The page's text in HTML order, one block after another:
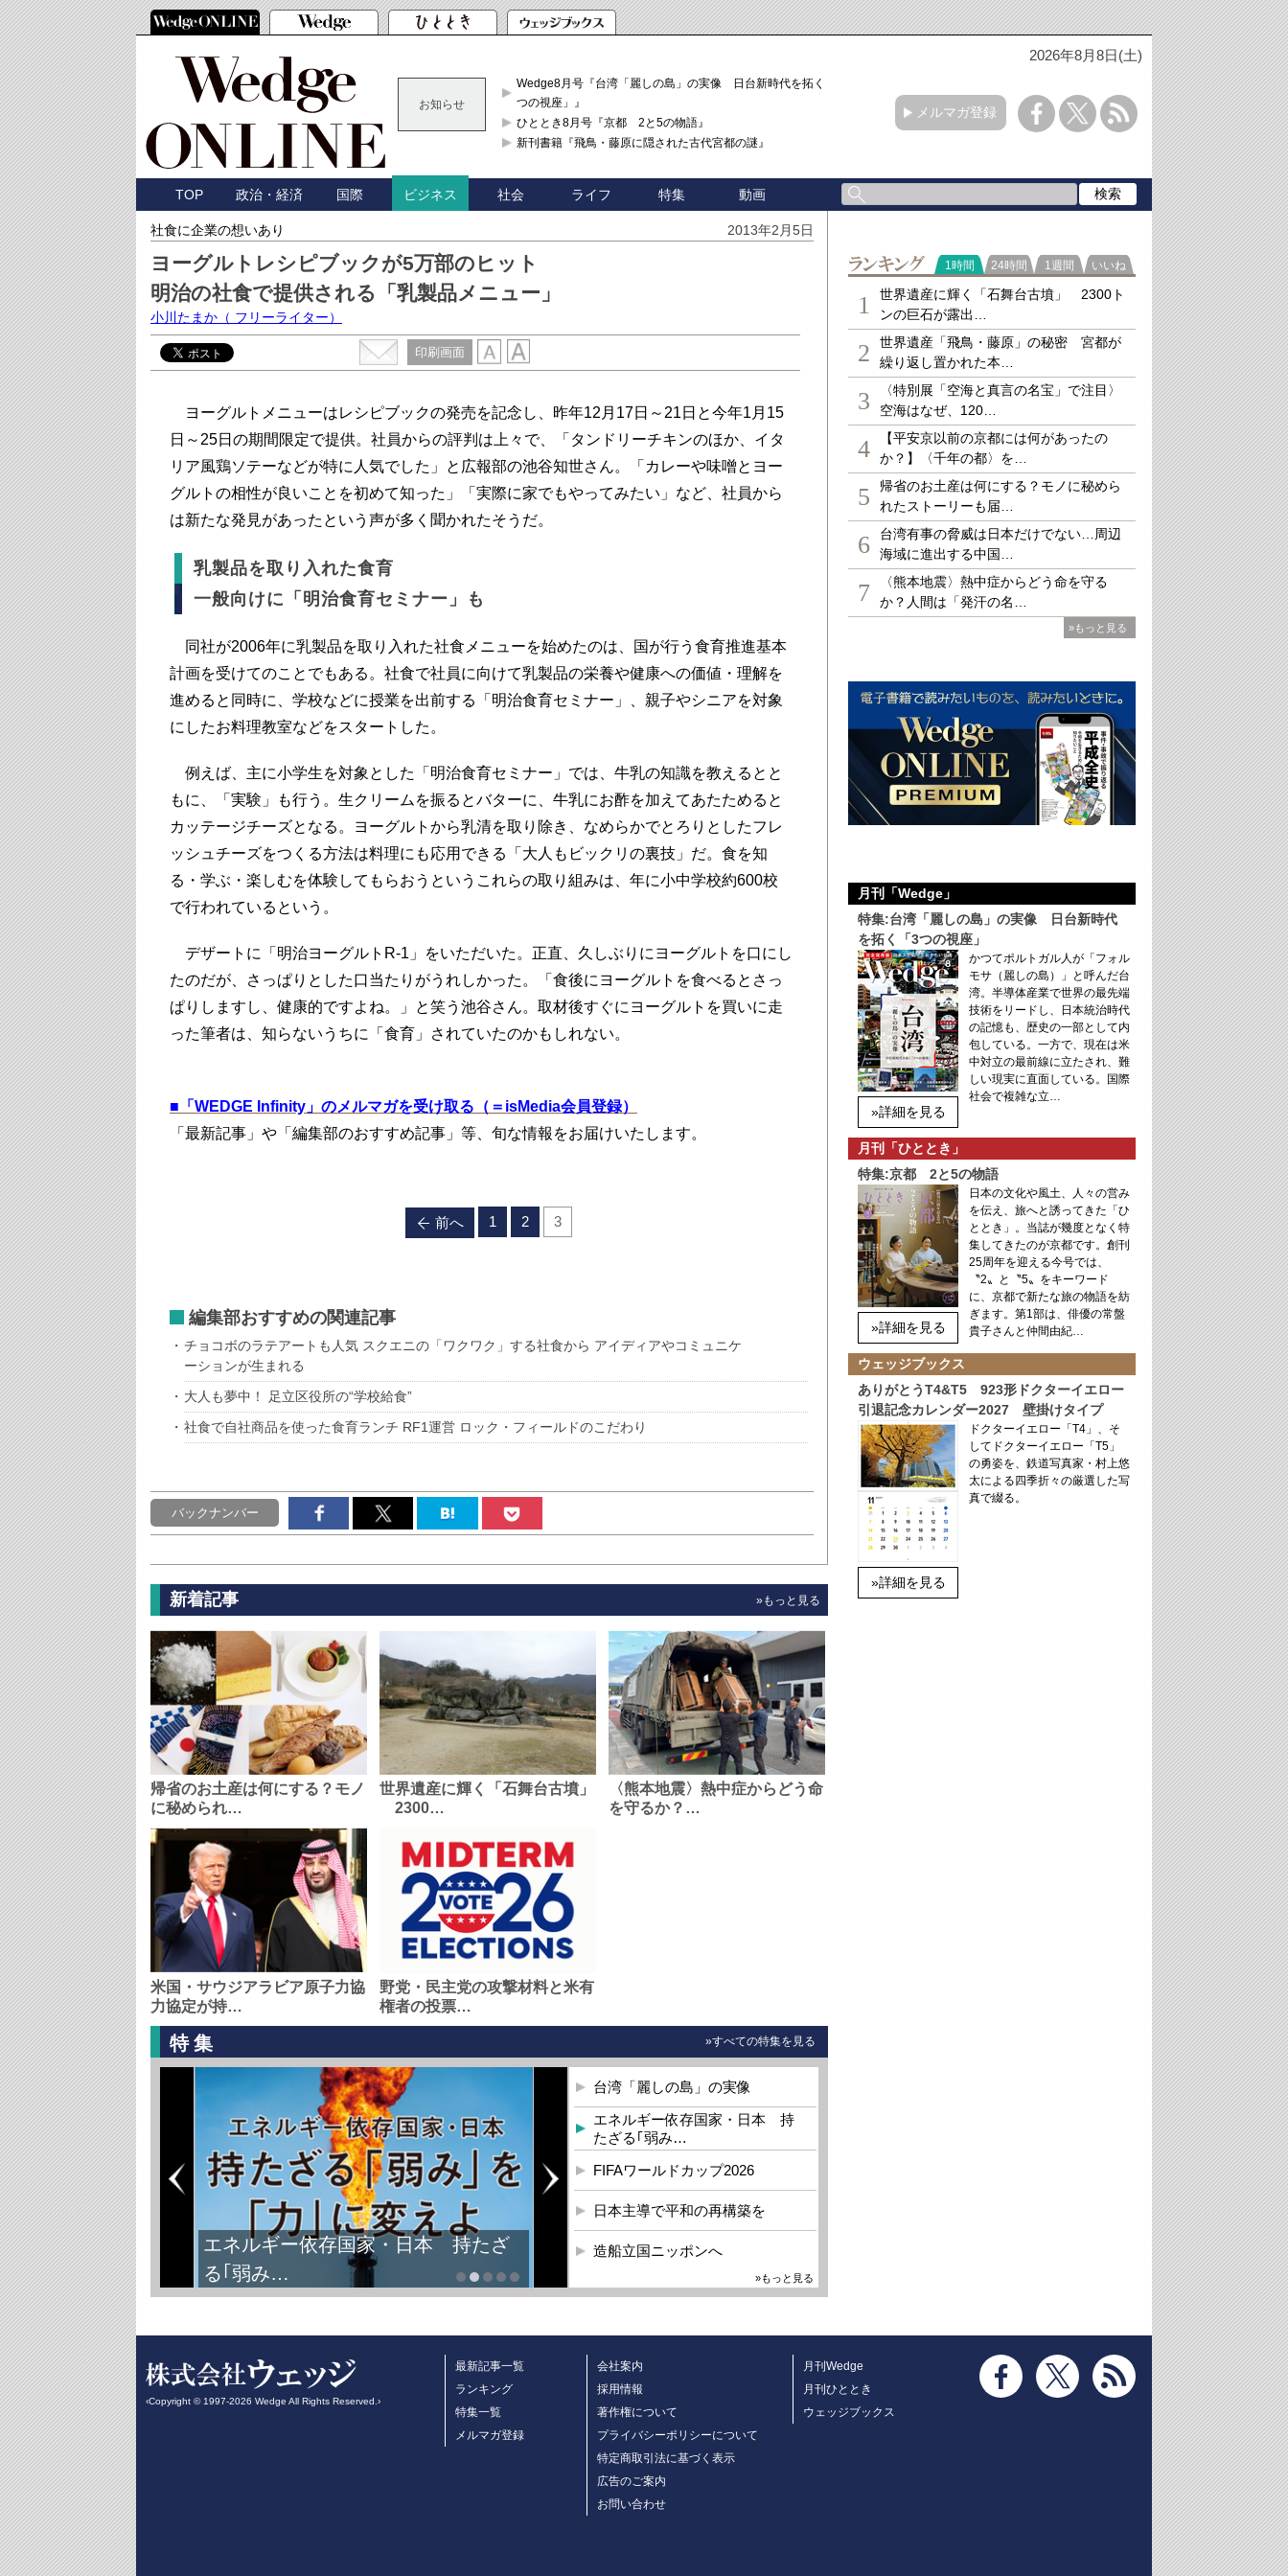
2026年8月8日(土)
お知らせ
Wedge8月号『台湾「麗しの島」の実像 日台新時代を拓く「3
つの視座」』
ひととき8月号『京都 2と5の物語』
新刊書籍『飛鳥・藤原に隠された古代宮都の謎』
メルマガ登録
TOP 政治・経済 国際 ビジネス 社会 ライフ 特集 動画
社食に企業の想いあり 2013年2月5日
ヨーグルトレシピブックが5万部のヒット
明治の社食で提供される「乳製品メニュー」
小川たまか （ フリーライター）
印刷画面
ヨーグルトメニューはレシピブックの発売を記念し、昨年12月17日～21日と今年1月15
日～25日の期間限定で提供。社員からの評判は上々で、「タンドリーチキンのほか、イタ
リア風鶏ソテーなどが特に人気でした」と広報部の池谷知世さん。「カレーや味噌とヨー
グルトの相性が良いことを初めて知った」「実際に家でもやってみたい」など、社員から
は新たな発見があったという声が多く聞かれたそうだ。
乳製品を取り入れた食育
一般向けに「明治食育セミナー」も
同社が2006年に乳製品を取り入れた社食メニューを始めたのは、国が行う食育推進基本
計画を受けてのことでもある。社食で社員に向けて乳製品の栄養や健康への価値・理解を
進めると同時に、学校などに授業を出前する「明治食育セミナー」、親子やシニアを対象
にしたお料理教室などをスタートした。
例えば、主に小学生を対象とした「明治食育セミナー」では、牛乳の知識を教えるとと
もに、「実験」も行う。生クリームを振るとバターに、牛乳にお酢を加えてあたためると
カッテージチーズとなる。ヨーグルトから乳清を取り除き、なめらかでとろりとしたフレ
ッシュチーズをつくる方法は料理にも応用できる「大人もビックリの裏技」だ。食を知
る・学ぶ・楽しむを体験してもらおうというこれらの取り組みは、年に小中学校約600校
で行われているという。
デザートに「明治ヨーグルトR-1」をいただいた。正直、久しぶりにヨーグルトを口にし
たのだが、さっぱりとした口当たりがうれしかった。「食後にヨーグルトを食べるとさっ
ぱりしますし、健康的ですよね。」と笑う池谷さん。取材後すぐにヨーグルトを買いに走
った筆者は、知らないうちに「食育」されていたのかもしれない。
■ 「WEDGE Infinity」のメルマガを受け取る（＝isMedia会員登録）
「最新記事」や「編集部のおすすめ記事」等、旬な情報をお届けいたします。
前へ 1 2 3
編集部おすすめの関連記事
チョコボのラテアートも人気 スクエニの「ワクワク」する社食から アイディアやコミュニケ
ーションが生まれる
大人も夢中！ 足立区役所の“学校給食”
社食で自社商品を使った食育ランチ RF1運営 ロック・フィールドのこだわり
バックナンバー
新着記事 »もっと見る
帰省のお土産は何にする？モノ
に秘められ…
世界遺産に輝く「石舞台古墳」
2300…
〈熊本地震〉熱中症からどう命
を守るか？…
米国・サウジアラビア原子力協
力協定が持…
野党・民主党の攻撃材料と米有
権者の投票…
特集 »すべての特集を見る
エネルギー依存国家・日本 持たざ
る｢弱み…
台湾「麗しの島」の実像
エネルギー依存国家・日本 持
たざる｢弱み…
FIFAワールドカップ2026
日本主導で平和の再構築を
造船立国ニッポンへ
»もっと見る
ランキング
1時間 24時間 1週間 いいね
1
世界遺産に輝く「石舞台古墳」 2300ト
ンの巨石が露出…
2
世界遺産「飛鳥・藤原」の秘密 宮都が
繰り返し置かれた本…
3
〈特別展「空海と真言の名宝」で注目〉
空海はなぜ、120…
4
【平安京以前の京都には何があったの
か？】〈千年の都〉を…
5
帰省のお土産は何にする？モノに秘めら
れたストーリーも届…
6
台湾有事の脅威は日本だけでない…周辺
海域に進出する中国…
7
〈熊本地震〉熱中症からどう命を守る
か？人間は「発汗の名…
»もっと見る
月刊「Wedge」
特集:台湾「麗しの島」の実像 日台新時代
を拓く「3つの視座」
»詳細を見る
かつてポルトガル人が「フォル
モサ（麗しの島）」と呼んだ台
湾。半導体産業で世界の最先端
技術をリードし、日本統治時代
の記憶も、歴史の一部として内
包している。一方で、現在は米
中対立の最前線に立たされ、難
しい現実に直面している。国際
社会で複雑な立…
月刊「ひととき」
特集:京都 2と5の物語
»詳細を見る
日本の文化や風土、人々の営み
を伝え、旅へと誘ってきた「ひ
ととき」。当誌が幾度となく特
集してきたのが京都です。創刊
25周年を迎える今号では、
〝2〟と〝5〟をキーワード
に、京都で新たな旅の物語を紡
ぎます。第1部は、俳優の常盤
貴子さんと仲間由紀…
ウェッジブックス
ありがとうT4&T5 923形ドクターイエロー
引退記念カレンダー2027 壁掛けタイプ
»詳細を見る
ドクターイエロー「T4」、そ
してドクターイエロー「T5」
の勇姿を、鉄道写真家・村上悠
太による四季折々の厳選した写
真で綴る。
‹Copyright © 1997-2026 Wedge All Rights Reserved.›
最新記事一覧
ランキング
特集一覧
メルマガ登録
会社案内
採用情報
著作権について
プライバシーポリシーについて
特定商取引法に基づく表示
広告のご案内
お問い合わせ
月刊Wedge
月刊ひととき
ウェッジブックス